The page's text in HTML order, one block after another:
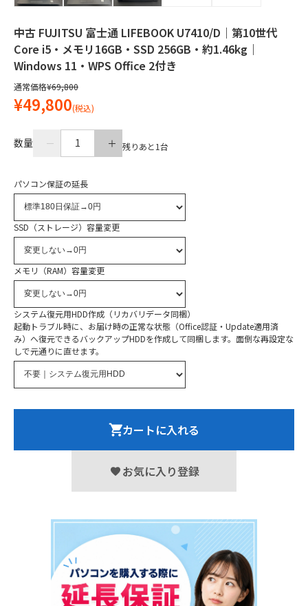
中古 FUJITSU 富士通 LIFEBOOK U7410/D｜第10世代
Core i5・メモリ16GB・SSD 256GB・約1.46kg｜
Windows 11・WPS Office 2付き
通常価格¥69,800
¥49,800(税込)
数量 1 残りあと1台
パソコン保証の延長
SSD（ストレージ）容量変更
メモリ（RAM）容量変更
システム復元用HDD作成（リカバリデータ同梱）
起動トラブル時に、お届け時の正常な状態（Office認証・Update適用済
み）へ復元できるバックアップHDDを作成して同梱します。面倒な再設定な
しで元通りに直せます。
カートに入れる
お気に入り登録